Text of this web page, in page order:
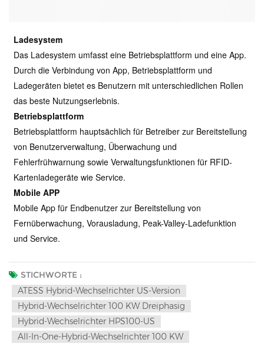
Ladesystem
Das Ladesystem umfasst eine Betriebsplattform und eine App.
Durch die Verbindung von App, Betriebsplattform und
Ladegeräten bietet es Benutzern mit unterschiedlichen Rollen
das beste Nutzungserlebnis.
Betriebsplattform
Betriebsplattform hauptsächlich für Betreiber zur Bereitstellung
von Benutzerverwaltung, Überwachung und
Fehlerfrühwarnung sowie Verwaltungsfunktionen für RFID-
Kartenladegeräte wie Service.
Mobile APP
Mobile App für Endbenutzer zur Bereitstellung von
Fernüberwachung, Vorausladung, Peak-Valley-Ladefunktion
und Service.
STICHWORTE :
ATESS Hybrid-Wechselrichter US-Version
Hybrid-Wechselrichter 100 KW Dreiphasig
Hybrid-Wechselrichter HPS100-US
All-In-One-Hybrid-Wechselrichter 100 KW